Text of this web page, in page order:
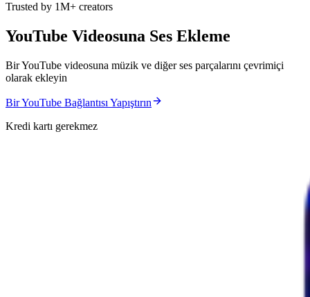
Trusted by 1M+ creators
YouTube Videosuna Ses Ekleme
Bir YouTube videosuna müzik ve diğer ses parçalarını çevrimiçi
olarak ekleyin
Bir YouTube Bağlantısı Yapıştırın
Kredi kartı gerekmez